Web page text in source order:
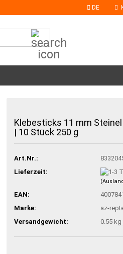
DE
Klebesticks
Heißklebedüsen
Klebesticks 11 mm
| 10 Stück 250 g
Art.Nr.:
Lieferzeit:
EAN:
Marke:
az-
Versandgewicht:
0.55 kg